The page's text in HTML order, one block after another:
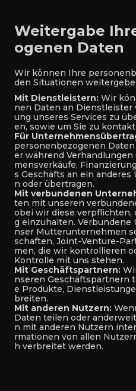
Weitergabe
ogenen Daten
Wir können Ihre
den Situationen
Mit Dienstleistern: Wir
nen Daten an Dienstleister
ung unseres Services zu
en, sowie um Sie zu
Für
personenbezogenen
er während
mensverkäufe,
s Geschäfts an ein
n oder übertragen.
Mit verbundenen
ten mit unseren
obei wir diese verpflichten,
g einzuhalten. Verbundene
nser Mutterunternehmen
schaften, Joint-Venture-
men, die wir kontrollieren
Kontrolle mit uns stehen.
Mit Geschäftspartnern:
nseren Geschäftspartnern
e Produkte,
breiten.
Mit anderen Nutzern:
Daten teilen oder
n mit anderen Nutzern
rmationen von allen
h verbreitet werden.